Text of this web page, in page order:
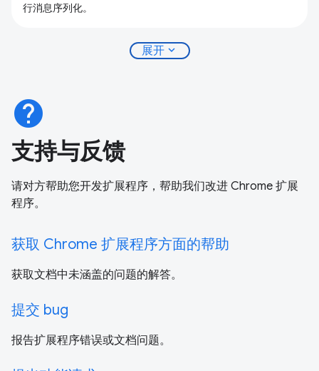
行消息序列化。
展开 expand_more
help
支持与反馈
请对方帮助您开发扩展程序，帮助我们改进 Chrome 扩展
程序。
获取 Chrome 扩展程序方面的帮助
获取文档中未涵盖的问题的解答。
提交 bug
报告扩展程序错误或文档问题。